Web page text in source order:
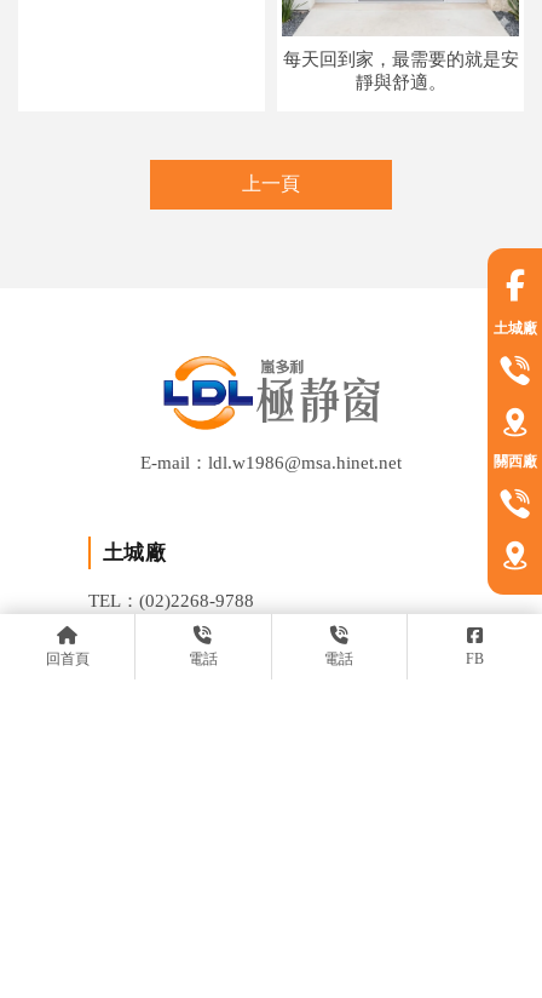
每天回到家，最需要的就是安
靜與舒適。
上一頁
回首頁 電話 電話 FB
E-mail：ldl.w1986@msa.hinet.net
土城廠
TEL：(02)2268-9788
FAX：(02) 2268-1128
ADD：新北市土城區龍泉路13之2號
土城廠
關西廠